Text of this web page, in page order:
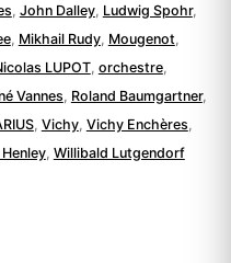
John Dalley, Ludwig Spohr,
, Mikhail Rudy, Mougenot
LUPOT, orchestre,
Vannes Roland Baumgartner,
, Vichy, Vichy Enchères
, Willibald Lutgendorf